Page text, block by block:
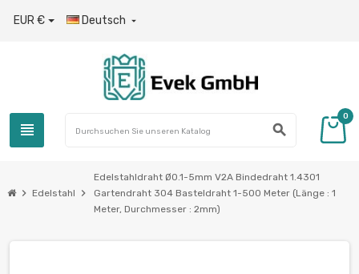
EUR € Deutsch 
view_headline search
0
chevron_right Edelstahl chevron_right
Edelstahldraht Ø0.1-5mm V2A Bindedraht 1.4301
Gartendraht 304 Basteldraht 1-500 Meter (Länge : 1
Meter, Durchmesser : 2mm)